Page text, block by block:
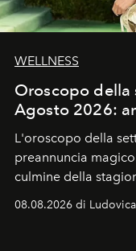
WELLNESS
Oroscopo della
Agosto 2026:
L'oroscopo della
preannuncia
culmine della
favorevole della
ideale per la notte
08.08.2026 di